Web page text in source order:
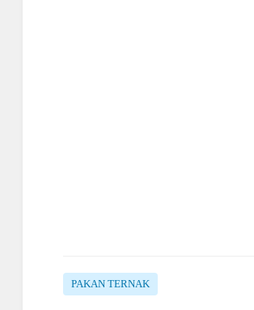
PAKAN TERNAK